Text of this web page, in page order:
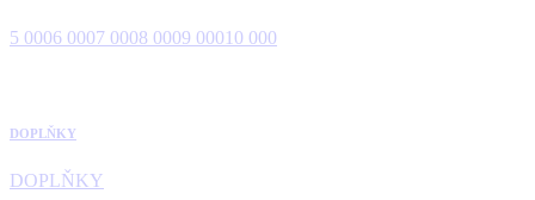
5 0006 0007 0008 0009 00010 000
DOPLŇKY
DOPLŇKY